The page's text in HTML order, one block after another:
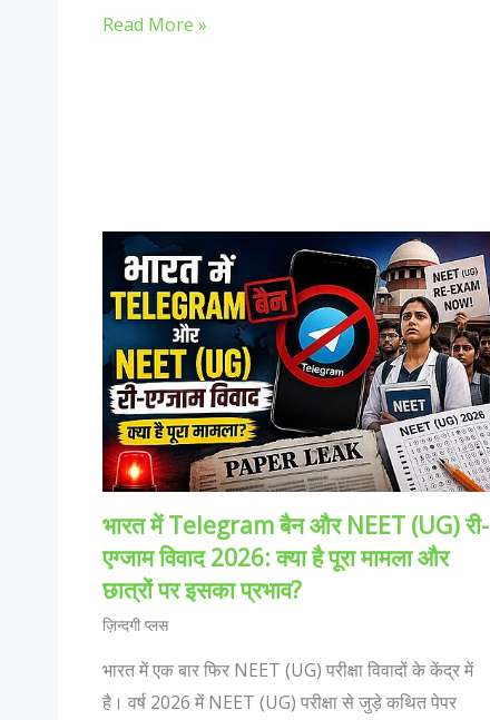
Read More »
भारत में Telegram बैन और NEET (UG) री-
एग्जाम विवाद 2026: क्या है पूरा मामला और
छात्रों पर इसका प्रभाव?
ज़िन्दगी प्लस
भारत में एक बार फिर NEET (UG) परीक्षा विवादों के केंद्र में
है। वर्ष 2026 में NEET (UG) परीक्षा से जुड़े कथित पेपर